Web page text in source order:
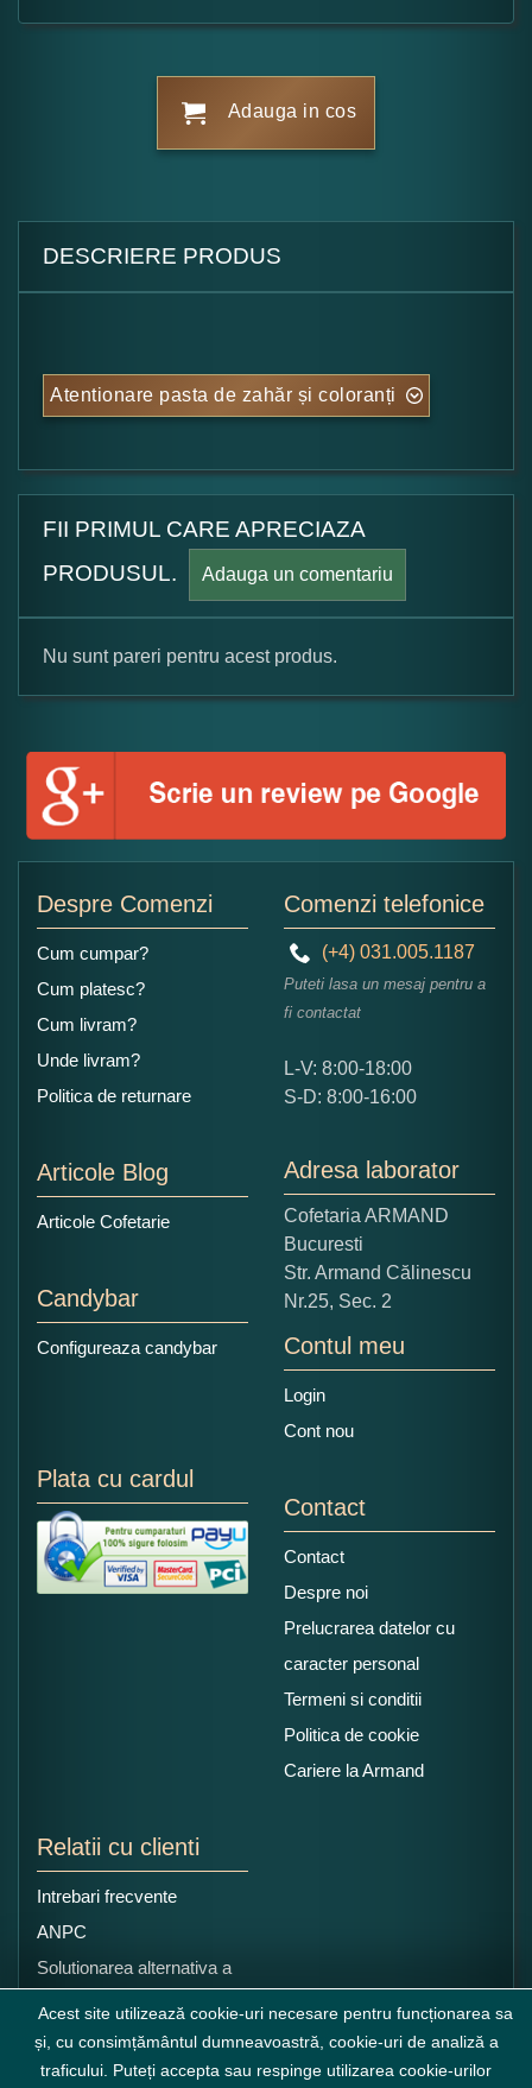
Adauga in cos
DESCRIERE PRODUS
Atentionare pasta de zahăr și coloranți
FII PRIMUL CARE APRECIAZA
PRODUSUL.
Adauga un comentariu
Formular pareri client
Numele dumneavoastra:
Ce nota acordati acestui produs?
5
Copiati alaturi numarul din imagine:
Nu sunt pareri pentru acest produs.
Despre Comenzi
Cum cumpar?
Cum platesc?
Cum livram?
Unde livram?
Politica de returnare
Articole Blog
Articole Cofetarie
Candybar
Configureaza candybar
Comenzi telefonice
(+4) 031.005.1187
Puteti lasa un mesaj pentru a
fi contactat
L-V: 8:00-18:00
S-D: 8:00-16:00
Adresa laborator
Cofetaria ARMAND
Bucuresti
Str. Armand Călinescu
Nr.25, Sec. 2
Contul meu
Login
Cont nou
Plata cu cardul
Contact
Contact
Despre noi
Prelucrarea datelor cu
caracter personal
Termeni si conditii
Politica de cookie
Cariere la Armand
Relatii cu clienti
Intrebari frecvente
ANPC
Solutionarea alternativa a
litigiilor
Acest site utilizează cookie-uri necesare pentru funcționarea sa
și, cu consimțământul dumneavoastră, cookie-uri de analiză a
traficului. Puteți accepta sau respinge utilizarea cookie-urilor